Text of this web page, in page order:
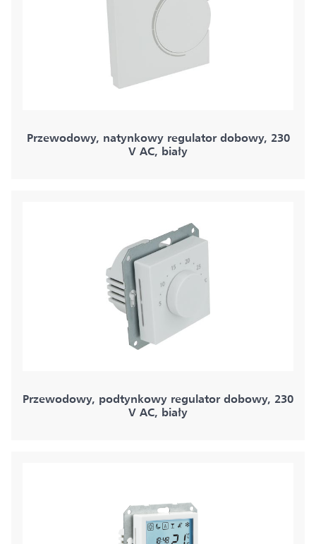
Przewodowy, natynkowy regulator dobowy, 230
V AC, biały
Przewodowy, podtynkowy regulator dobowy, 230
V AC, biały